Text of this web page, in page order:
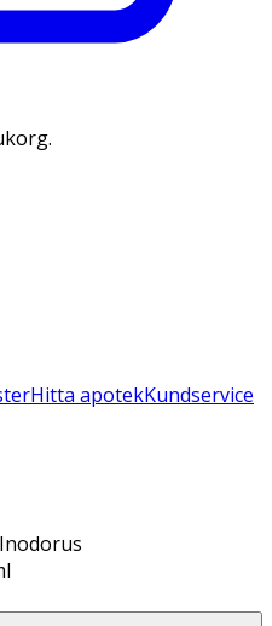
Hitta apotekKundservice
Inodorus